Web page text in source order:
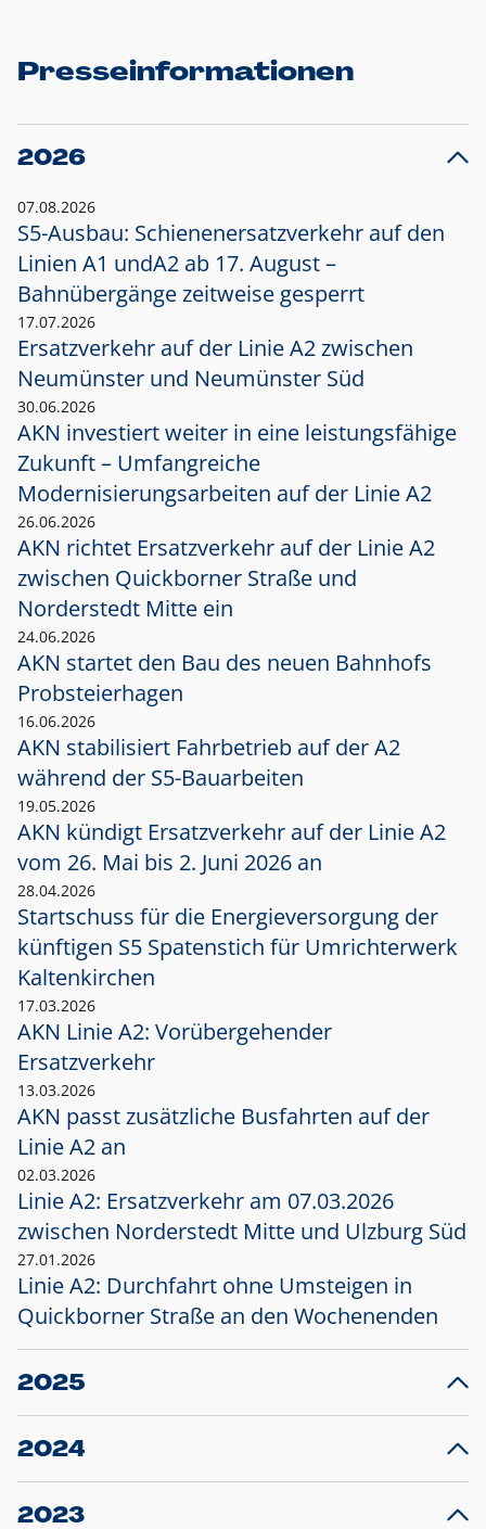
Presseinformationen
2026
07.08.2026
S5-Ausbau: Schienenersatzverkehr auf den
Linien A1 undA2 ab 17. August –
Bahnübergänge zeitweise gesperrt
17.07.2026
Ersatzverkehr auf der Linie A2 zwischen
Neumünster und Neumünster Süd
30.06.2026
AKN investiert weiter in eine leistungsfähige
Zukunft – Umfangreiche
Modernisierungsarbeiten auf der Linie A2
26.06.2026
AKN richtet Ersatzverkehr auf der Linie A2
zwischen Quickborner Straße und
Norderstedt Mitte ein
24.06.2026
AKN startet den Bau des neuen Bahnhofs
Probsteierhagen
16.06.2026
AKN stabilisiert Fahrbetrieb auf der A2
während der S5-Bauarbeiten
19.05.2026
AKN kündigt Ersatzverkehr auf der Linie A2
vom 26. Mai bis 2. Juni 2026 an
28.04.2026
Startschuss für die Energieversorgung der
künftigen S5 Spatenstich für Umrichterwerk
Kaltenkirchen
17.03.2026
AKN Linie A2: Vorübergehender
Ersatzverkehr
13.03.2026
AKN passt zusätzliche Busfahrten auf der
Linie A2 an
02.03.2026
Linie A2: Ersatzverkehr am 07.03.2026
zwischen Norderstedt Mitte und Ulzburg Süd
27.01.2026
Linie A2: Durchfahrt ohne Umsteigen in
Quickborner Straße an den Wochenenden
2025
23.12.2025
Projekt S5: Start der Bauarbeiten am
2024
10.12.2024
Großprojekt S5: Sperrung der Bahnstraße in
2023